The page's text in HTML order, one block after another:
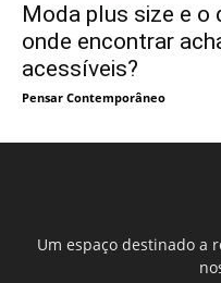
Moda plus size e o
onde encontrar
acessíveis?
Pensar Contemporâneo
Um espaço destinado a